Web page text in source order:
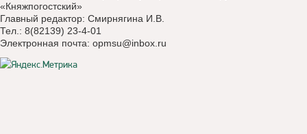
«Княжпогостский»
Главный редактор: Смирнягина И.В.
Тел.: 8(82139) 23-4-01
Электронная почта: opmsu@inbox.ru